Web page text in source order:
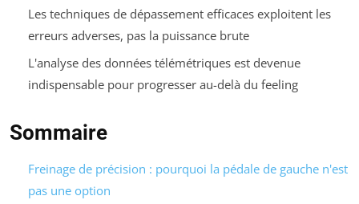
Les techniques de dépassement efficaces exploitent les
erreurs adverses, pas la puissance brute
L'analyse des données télémétriques est devenue
indispensable pour progresser au-delà du feeling
Sommaire
Freinage de précision : pourquoi la pédale de gauche n'est
pas une option